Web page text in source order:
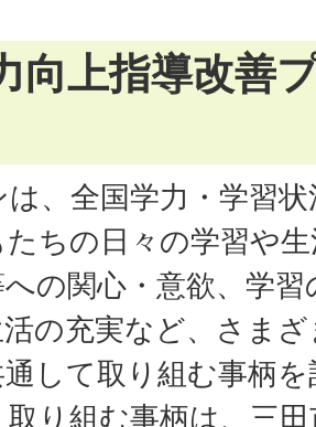
向上指導改善
、全国学力・学習
ちの日々の学習や
の関心・意欲、学
の充実など、さま
して取り組む事柄
り組む事柄は、三